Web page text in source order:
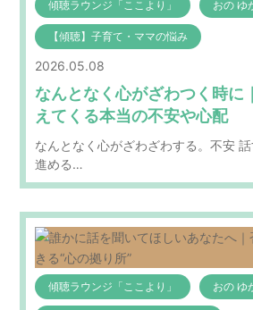
傾聴ラウンジ「ここより」 おの ゆ
【傾聴】子育て・ママの悩み
2026.05.08
なんとなく心がざわつく時に
えてくる本当の不安や心配
なんとなく心がざわざわする。不安
進める…
傾聴ラウンジ「ここより」 おの ゆ